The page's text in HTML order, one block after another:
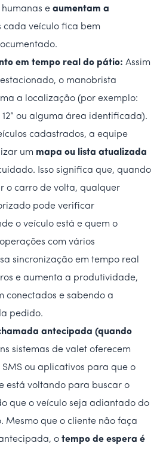
e aumentam a
cada veículo fica bem
em tempo real do pátio: Assim
o manobrista
a localização (por exemplo:
ou alguma área identificada).
cadastrados, a equipe
um mapa ou lista atualizada
Isso significa que, quando
o carro de volta, qualquer
pode verificar
o veículo está e quem o
com vários
sincronização em tempo real
e aumenta a produtividade,
conectados e sabendo a
pedido.
antecipada (quando
sistemas de valet oferecem
ou aplicativos para que o
está voltando para buscar o
que o veículo seja adiantado do
Mesmo que o cliente não faça
o tempo de espera é